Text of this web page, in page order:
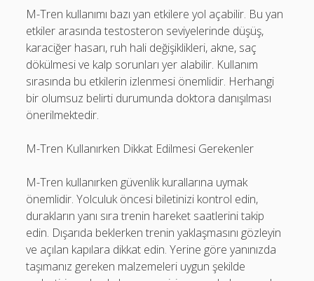
M-Tren kullanımı bazı yan etkilere yol açabilir. Bu yan
etkiler arasında testosteron seviyelerinde düşüş,
karaciğer hasarı, ruh hali değişiklikleri, akne, saç
dökülmesi ve kalp sorunları yer alabilir. Kullanım
sırasında bu etkilerin izlenmesi önemlidir. Herhangi
bir olumsuz belirti durumunda doktora danışılması
önerilmektedir.
M-Tren Kullanırken Dikkat Edilmesi Gerekenler
M-Tren kullanırken güvenlik kurallarına uymak
önemlidir. Yolculuk öncesi biletinizi kontrol edin,
durakların yanı sıra trenin hareket saatlerini takip
edin. Dışarıda beklerken trenin yaklaşmasını gözleyin
ve açılan kapılara dikkat edin. Yerine göre yanınızda
taşımanız gereken malzemeleri uygun şekilde